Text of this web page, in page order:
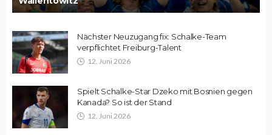
Nächster Neuzugang fix: Schalke-Team
verpflichtet Freiburg-Talent
12. Juni 2026
Spielt Schalke-Star Dzeko mit Bosnien gegen
Kanada? So ist der Stand
12. Juni 2026